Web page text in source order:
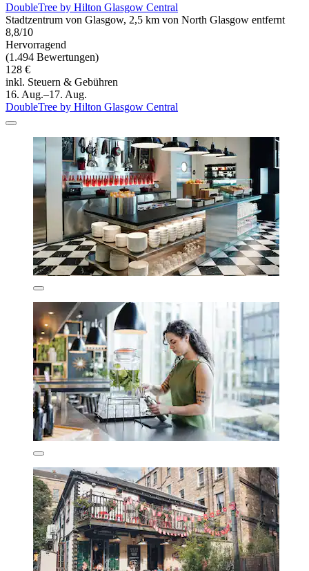
DoubleTree by Hilton Glasgow Central
Stadtzentrum von Glasgow, 2,5 km von North Glasgow entfernt
8,8/10
Hervorragend
(1.494 Bewertungen)
128 €
inkl. Steuern & Gebühren
16. Aug.–17. Aug.
DoubleTree by Hilton Glasgow Central